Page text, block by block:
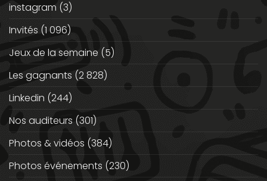
instagram (3)
Invités (1 096)
Jeux de la semaine (5)
Les gagnants (2 828)
Linkedin (244)
Nos auditeurs (301)
Photos & vidéos (384)
Photos événements (230)